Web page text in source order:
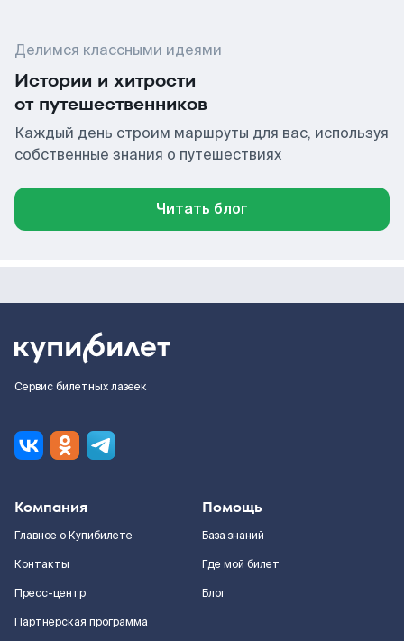
Делимся классными идеями
Истории и хитрости
от путешественников
Каждый день строим маршруты для вас, используя
собственные знания о путешествиях
Читать блог
Сервис билетных лазеек
Компания
Главное о Купибилете
Контакты
Пресс-центр
Партнерская программа
Помощь
База знаний
Где мой билет
Блог